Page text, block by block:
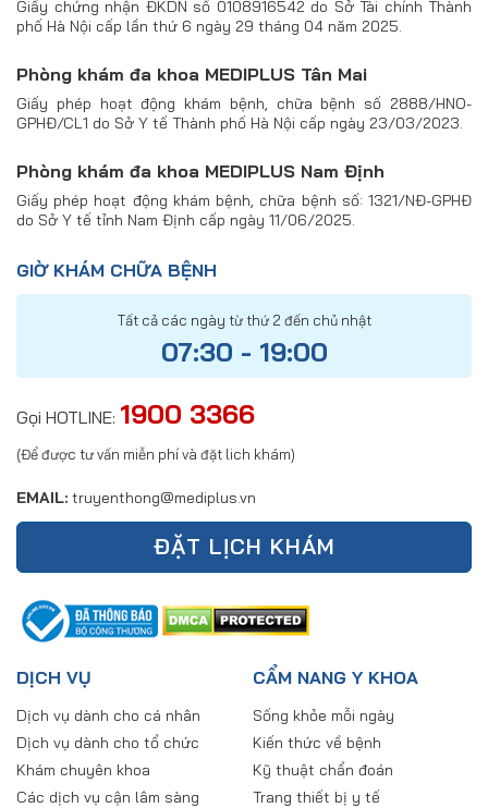
Giấy chứng nhận ĐKDN số 0108916542 do Sở Tài chính Thành
phố Hà Nội cấp lần thứ 6 ngày 29 tháng 04 năm 2025.
Phòng khám đa khoa MEDIPLUS Tân Mai
Giấy phép hoạt động khám bệnh, chữa bệnh số 2888/HNO-
GPHĐ/CL1 do Sở Y tế Thành phố Hà Nội cấp ngày 23/03/2023.
Phòng khám đa khoa MEDIPLUS Nam Định
Giấy phép hoạt động khám bệnh, chữa bệnh số: 1321/NĐ-GPHĐ
do Sở Y tế tỉnh Nam Định cấp ngày 11/06/2025.
GIỜ KHÁM CHỮA BỆNH
Tất cả các ngày từ thứ 2 đến chủ nhật
07:30 - 19:00
Gọi HOTLINE: 1900 3366
(Để được tư vấn miễn phí và đặt lich khám)
EMAIL: truyenthong@mediplus.vn
ĐẶT LỊCH KHÁM
DỊCH VỤ
Dịch vụ dành cho cá nhân
Dịch vụ dành cho tổ chức
Khám chuyên khoa
Các dịch vụ cận lâm sàng
CẨM NANG Y KHOA
Sống khỏe mỗi ngày
Kiến thức về bệnh
Kỹ thuật chẩn đoán
Trang thiết bị y tế